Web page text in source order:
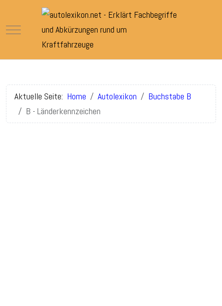
Mobile Menu Toggle
Aktuelle Seite: Home Autolexikon
Buchstabe B
B - Länderkennzeichen